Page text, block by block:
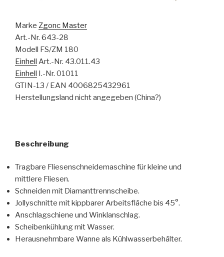
Marke Zgonc Master
Art.-Nr. 643-28
Modell FS/ZM 180
Einhell Art.-Nr. 43.011.43
Einhell I.-Nr. 01011
GTIN-13 / EAN 4006825432961
Herstellungsland nicht angegeben (China?)
Beschreibung
Tragbare Fliesenschneidemaschine für kleine und
mittlere Fliesen.
Schneiden mit Diamanttrennscheibe.
Jollyschnitte mit kippbarer Arbeitsfläche bis 45°.
Anschlagschiene und Winklanschlag.
Scheibenkühlung mit Wasser.
Herausnehmbare Wanne als Kühlwasserbehälter.